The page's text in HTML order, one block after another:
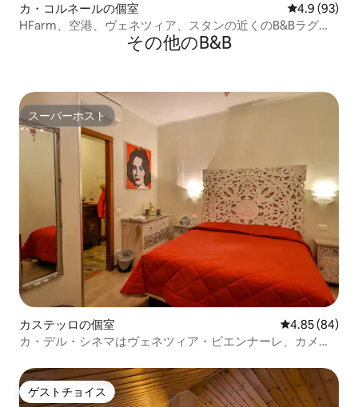
カ・コルネールの個室 レビュー93
4.9 (93)
HFarm、空港、ヴェネツィア、スタンの近くのB&Bラグー
その他のB&B
スーパーホスト
スーパーホスト
カステッロの個室 レビュー84
4.85 (84)
カ・デル・シネマはヴェネツィア・ビエンナーレ、カメ
ゲストチョイス
ゲストチョイス